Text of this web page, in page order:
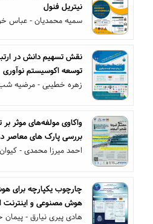
نیتریل فنول
سمیه محمدیان - عباس
نقش تسهیم دانش در
توسعه اکوسیستم نوآوری
زهره خطیبی - مرضیه
واکاوی مولفه‌های موثر بر
بررسی پارک های معاصر
احمد میرزا محمدی -
چارچوب یکپارچه برای
هوش مصنوعی و اینترنت
هادی پیری نیارق -